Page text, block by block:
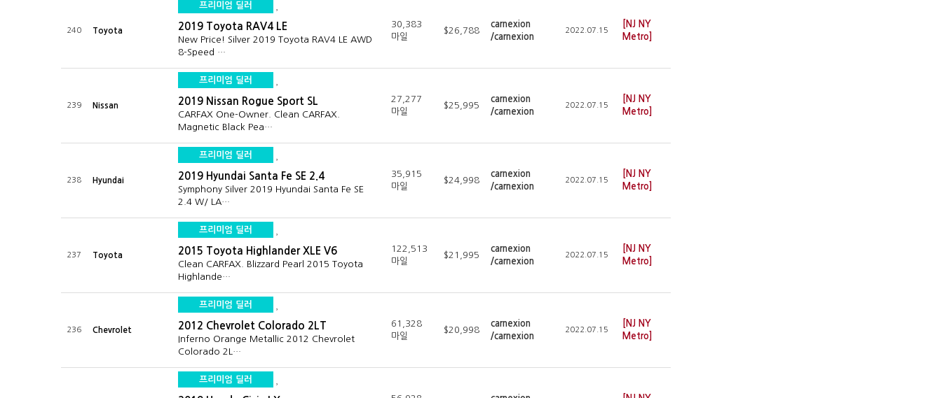
240 Toyota
프리미엄 딜러
2019 Toyota RAV4 LE
New Price! Silver 2019 Toyota RAV4 LE AWD
8-Speed …
30,383
마일
$26,788
carnexion
/carnexion
2022.07.15
[NJ NY
Metro]
239 Nissan
프리미엄 딜러
2019 Nissan Rogue Sport SL
CARFAX One-Owner. Clean CARFAX.
Magnetic Black Pea…
27,277
마일
$25,995
carnexion
/carnexion
2022.07.15
[NJ NY
Metro]
238 Hyundai
프리미엄 딜러
2019 Hyundai Santa Fe SE 2.4
Symphony Silver 2019 Hyundai Santa Fe SE
2.4 W/ LA…
35,915
마일
$24,998
carnexion
/carnexion
2022.07.15
[NJ NY
Metro]
237 Toyota
프리미엄 딜러
2015 Toyota Highlander XLE V6
Clean CARFAX. Blizzard Pearl 2015 Toyota
Highlande…
122,513
마일
$21,995
carnexion
/carnexion
2022.07.15
[NJ NY
Metro]
236 Chevrolet
프리미엄 딜러
2012 Chevrolet Colorado 2LT
Inferno Orange Metallic 2012 Chevrolet
Colorado 2L…
61,328
마일
$20,998
carnexion
/carnexion
2022.07.15
[NJ NY
Metro]
프리미엄 딜러